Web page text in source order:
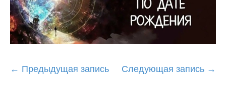
Post
← Предыдущая запись Следующая запись →